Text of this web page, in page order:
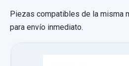
185,12 €
Sin IVA, gastos de envío no
CERRADURA PUERTA
DERECHA... usado.
MANGUETA DELANTERA
Piezas compatibles de la misma
para envío inmediato.